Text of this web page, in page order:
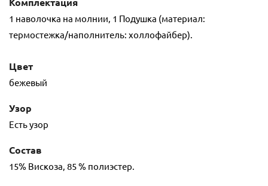
Комплектация
1 наволочка на молнии, 1 Подушка (материал:
термостежка/наполнитель: холлофайбер).
Цвет
бежевый
Узор
Есть узор
Состав
15% Вискоза, 85 % полиэстер.